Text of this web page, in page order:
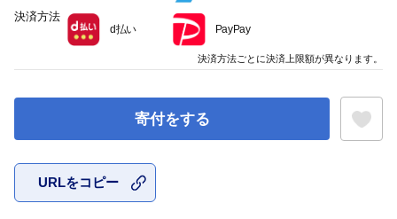
寄付をする
URLをコピー
決済方法
d払い PayPay
決済方法ごとに決済上限額が異なります。